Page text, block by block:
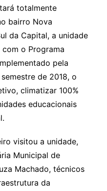
totalmente
bairro Nova
da Capital, a unidade
o Programa
pela
de 2018, o
climatizar 100%
educacionais
visitou a unidade,
Municipal de
Machado, técnicos
da